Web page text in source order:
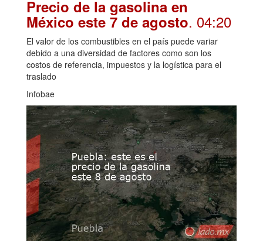
Precio de la gasolina en
México este 7 de agosto. 04:20
El valor de los combustibles en el país puede variar
debido a una diversidad de factores como son los
costos de referencia, impuestos y la logística para el
traslado
Infobae